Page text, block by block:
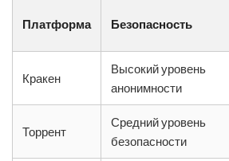
Платформа Безопасность
Кракен
Высокий уровень
анонимности
Торрент
Средний уровень
безопасности